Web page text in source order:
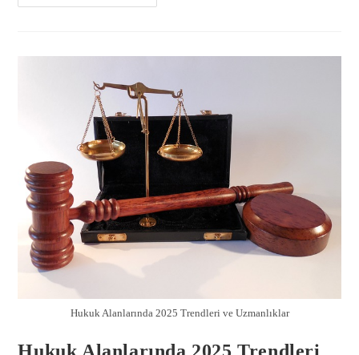
Hukuk Alanlarında 2025 Trendleri ve Uzmanlıklar